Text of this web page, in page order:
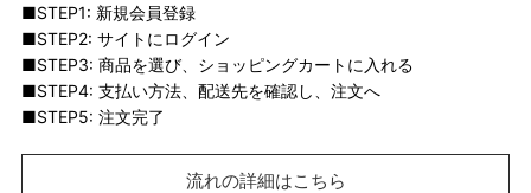
■STEP1: 新規会員登録
■STEP2: サイトにログイン
■STEP3: 商品を選び、ショッピングカートに入れる
■STEP4: 支払い方法、配送先を確認し、注文へ
■STEP5: 注文完了
流れの詳細はこちら